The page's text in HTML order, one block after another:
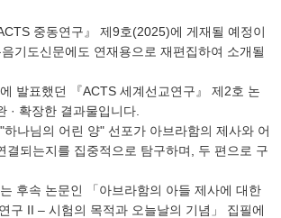
중동연구』 제9호(2025)에 게재될 예정이
기도신문에도 연재용으로 재편집하여 소개될
발표했던 『ACTS 세계선교연구』 제2호 논
· 확장한 결과물입니다.
나님의 어린 양" 선포가 아브라함의 제사와 어
결되는지를 집중적으로 탐구하며, 두 편으로 구
후속 논문인 「아브라함의 아들 제사에 대한
구 II – 시험의 목적과 오늘날의 기념」 집필에